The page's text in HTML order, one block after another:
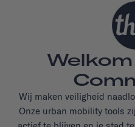
Wij maken veiligheid
Onze urban mobility tools